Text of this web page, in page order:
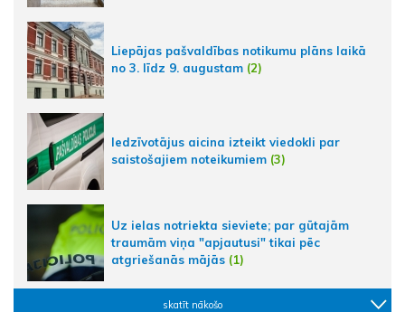
Liepājas pašvaldības notikumu plāns laikā
no 3. līdz 9. augustam (2)
Iedzīvotājus aicina izteikt viedokli par
saistošajiem noteikumiem (3)
Uz ielas notriekta sieviete; par gūtajām
traumām viņa "apjautusi" tikai pēc
atgriešanās mājās (1)
skatīt nākošo